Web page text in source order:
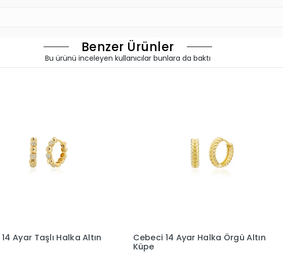
Benzer Ürünler
Bu ürünü inceleyen kullanıcılar bunlara da baktı
14 Ayar Halka Örgü Altın Cebeci 14 Ayar Altın Damla Küpe